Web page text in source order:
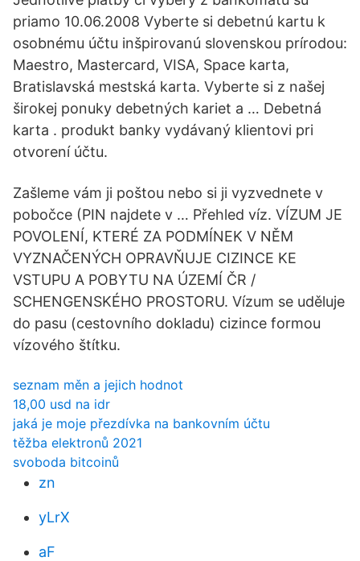
priamo 10.06.2008 Vyberte si debetnú kartu k
osobnému účtu inšpirovanú slovenskou prírodou:
Maestro, Mastercard, VISA, Space karta,
Bratislavská mestská karta. Vyberte si z našej
širokej ponuky debetných kariet a … Debetná
karta . produkt banky vydávaný klientovi pri
otvorení účtu.
Zašleme vám ji poštou nebo si ji vyzvednete v
pobočce (PIN najdete v … Přehled víz. VÍZUM JE
POVOLENÍ, KTERÉ ZA PODMÍNEK V NĚM
VYZNAČENÝCH OPRAVŇUJE CIZINCE KE
VSTUPU A POBYTU NA ÚZEMÍ ČR /
SCHENGENSKÉHO PROSTORU. Vízum se uděluje
do pasu (cestovního dokladu) cizince formou
vízového štítku.
seznam měn a jejich hodnot
18,00 usd na idr
jaká je moje přezdívka na bankovním účtu
těžba elektronů 2021
svoboda bitcoinů
zn
yLrX
aF